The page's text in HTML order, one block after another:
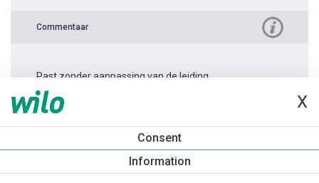
X
Consent
Information
Commentaar
Past zonder aanpassing van de leiding.
Productinformatie